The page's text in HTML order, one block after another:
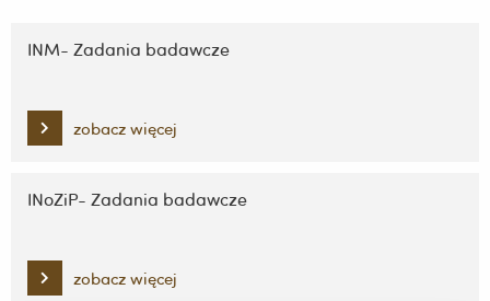
nawigację
treści
INM- Zadania badawcze
zobacz więcej
INoZiP- Zadania badawcze
zobacz więcej